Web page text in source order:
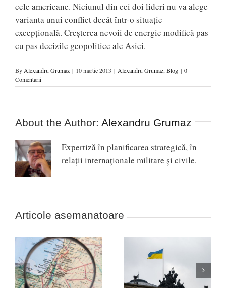
cele americane. Niciunul din cei doi lideri nu va alege
varianta unui conflict decât într-o situaţie
excepţională. Creșterea nevoii de energie modifică pas
cu pas decizile geopolitice ale Asiei.
By Alexandru Grumaz | 10 martie 2013 | Alexandru Grumaz, Blog | 0
Comentarii
About the Author: Alexandru Grumaz
Expertiză în planificarea strategică, în
relaţii internaţionale militare şi civile.
Articole asemanatoare
Nevoia unei strategii a
victoriei în Ucraina!
Africa, noua linie de
front între Occident și